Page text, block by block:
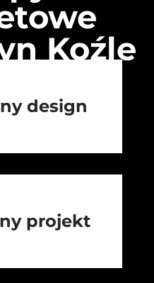
Koźle
design
projekt